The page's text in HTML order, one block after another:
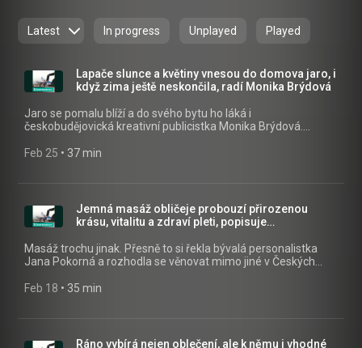
Latest In progress Unplayed Played
Lapače slunce a květiny vnesou do domova jaro, i
když zima ještě neskončila, radí Monika Brýdová
Jaro se pomalu blíží a do svého bytu ho láká i
českobudějovická kreativní publicistka Monika Brýdová.
Nezvalová, aby načerpala inspiraci, jak podpořit jarní
id=cz.rozhlas.mujrozhlas) a iOS
(https://apps.apple.com/cz/app/id1455654616) nebo na
webu mujRozhlas.cz
(https://www.mujrozhlas.cz/rapi/view/show/3b1aebef-
eca7-3694-a290-4bae22559bd5?
79d2-34fa-926f-9510e6653d20) .
Feb 25 • 37 min
Jemná masáž obličeje probouzí přirozenou
krásu, vitalitu a zdraví pleti, popisuje
Masáž trochu jinak. Přesně to si řekla bývalá personalistka
Jana Pokorná a rozhodla se věnovat mimo jiné v Českých
Dámská jízda. Všechny díly podcastu Dámská jízda můžete
(https://apps.apple.com/cz/app/id1455654616) nebo na
Feb 18 • 35 min
Ráno vybírá nejen oblečení, ale k němu i vhodné